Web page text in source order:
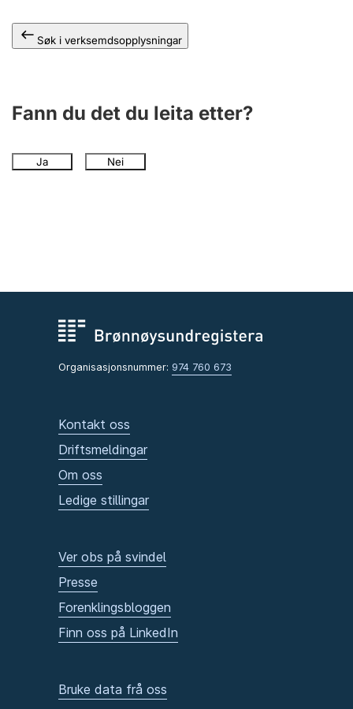
Søk i verksemdsopplysningar
Fann du det du leita etter?
Ja Nei
Organisasjonsnummer: 974 760 673
Kontakt oss
Driftsmeldingar
Om oss
Ledige stillingar
Ver obs på svindel
Presse
Forenklingsbloggen
Finn oss på LinkedIn
Bruke data frå oss